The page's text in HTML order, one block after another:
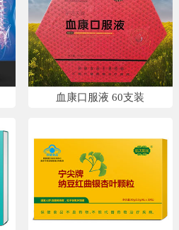
血康口服液 60支装